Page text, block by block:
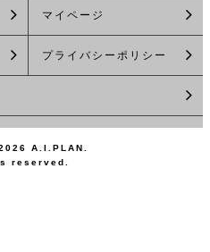
マイページ
プライバシーポリシー
A.I.PLAN.
reserved.